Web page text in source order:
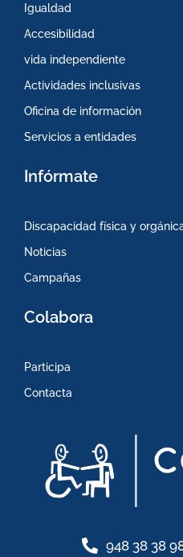
Igualdad
Accesibilidad
vida independiente
Actividades inclusivas
Oficina de información
Servicios a entidades
Infórmate
Discapacidad física y
Noticias
Campañas
Colabora
Participa
Contacta
948 38 38